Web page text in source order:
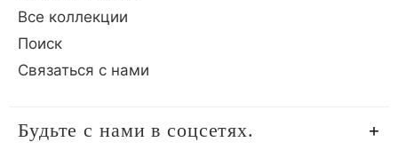
Все коллекции
Поиск
Связаться с нами
Будьте с нами в соцсетях.